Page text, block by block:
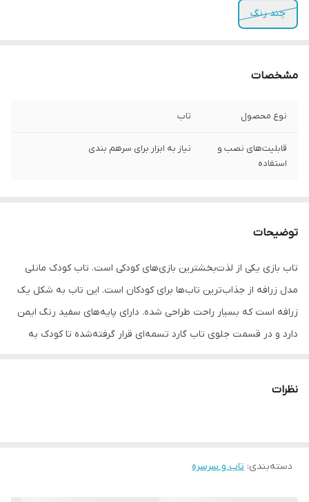
چند رنگ
مشخصات
نوع محصول تاب
قابلیت‌های نصب و
استفاده
نیاز به ابزار برای سرهم بندی
توضیحات
تاب بازی یکی از لذت‌بخشترین بازی‌های کودکی است. تاب کودک مانلی
مدل زرافه از جذاب‌ترین تاب‌ها برای کودکان است. این تاب به شکل یک
زرافه است که بسیار راحت طراحی شده‌. دارای پایه‌های سفید رنگ ایمن
دارد و در قسمت جلوی تاب گارد تسمه‌ای قرار گرفته‌شده تا کودک به
کنید. کودکان از تاب بازی سیر نمی‌شوند. این تاب به دلیل وجود جاپایی
127 × 127 سانتی‌متر است. سرهم بندی این تاب اگرچه نیاز به ابزار دارد اما
نظرات
دسته‌بندی: تاب و سرسره